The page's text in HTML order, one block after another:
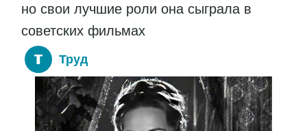
но свои лучшие роли она сыграла в
советских фильмах
Труд